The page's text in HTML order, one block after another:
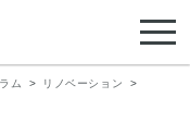
ム
リノベーション